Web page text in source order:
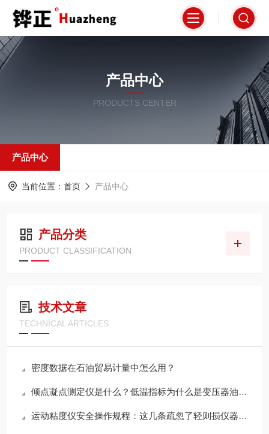
产品中心
PRODUCTS CENTER
产品中心
当前位置： 首页 产品中心
产品分类
PRODUCT CLASSIFICATION
技术文章
TECHNICAL ARTICLES
密度数据在石油贸易计量中怎么用？
倾点凝点测定仪是什么？低温指标为什么是变压器油必测项？
运动粘度仪安全操作规程：这几条疏忽了轻则损仪器重则出事故